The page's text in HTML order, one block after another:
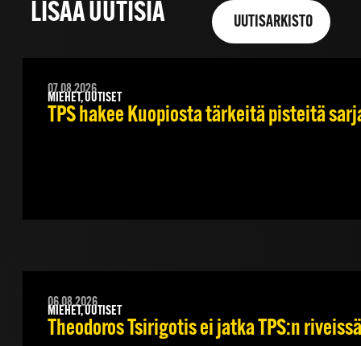
LISÄÄ UUTISIA UUTISARKISTO
07.08.2026
MIEHET, UUTISET
TPS hakee Kuopiosta tärkeitä pisteitä
06.08.2026
MIEHET, UUTISET
Theodoros Tsirigotis ei jatka TPS:n